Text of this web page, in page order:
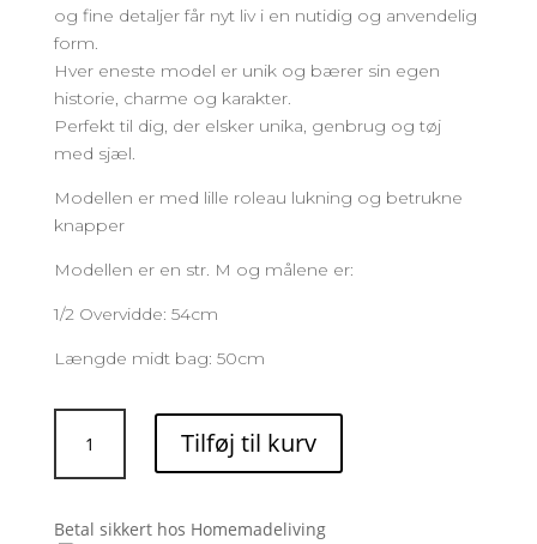
og fine detaljer får nyt liv i en nutidig og anvendelig
form.
Hver eneste model er unik og bærer sin egen
historie, charme og karakter.
Perfekt til dig, der elsker unika, genbrug og tøj
med sjæl.
Modellen er med lille roleau lukning og betrukne
knapper
Modellen er en str. M og målene er:
1/2 Overvidde: 54cm
Længde midt bag: 50cm
Vest/sommerbluse:
blå
gråt
Tilføj til kurv
Betal sikkert hos Homemadeliving